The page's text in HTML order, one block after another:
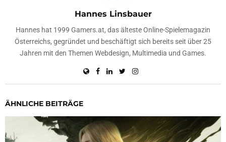
Hannes Linsbauer
Hannes hat 1999 Gamers.at, das älteste Online-Spielemagazin
Österreichs, gegründet und beschäftigt sich bereits seit über 25
Jahren mit den Themen Webdesign, Multimedia und Games.
ÄHNLICHE BEITRÄGE